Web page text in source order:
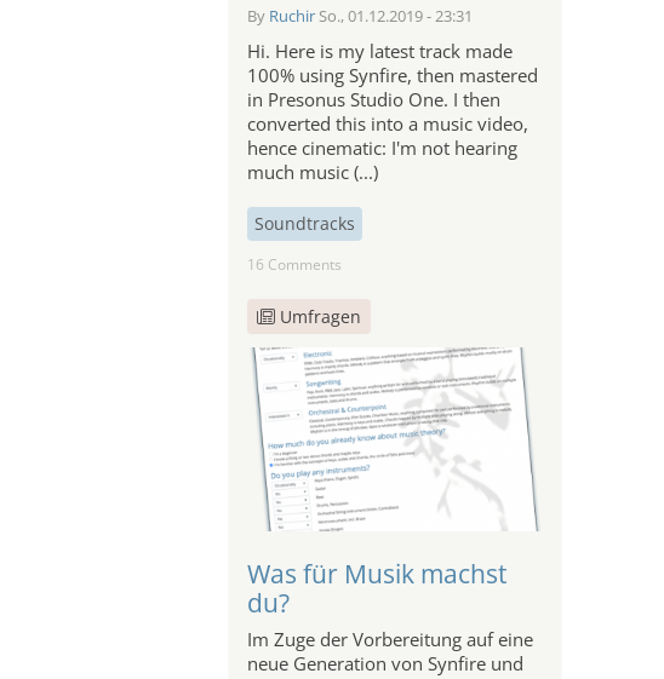
By Ruchir So., 01.12.2019 - 23:31
Hi. Here is my latest track made
100% using Synfire, then mastered
in Presonus Studio One. I then
converted this into a music video,
hence cinematic: I'm not hearing
much music (...)
Soundtracks
16 Comments
Umfragen
Was für Musik machst
du?
Im Zuge der Vorbereitung auf eine
neue Generation von Synfire und